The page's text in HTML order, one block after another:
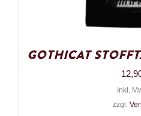
Gothicat
Inkl.
zzgl.